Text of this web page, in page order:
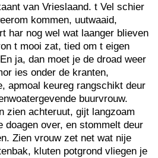
van Vrieslaand. t Vel schier
kommen, uutwaaid,
har nog wel wat laanger blieven
t mooi zat, tied om t eigen
ja, dan moet je de droad weer
ies onder de kranten,
apmoal keureg rangschikt deur
buurvrouw.
zien achteruut, gijt langzoam
doagen over, en stommelt deur
Zien vrouw zet net wat nije
kluten potgrond vliegen je